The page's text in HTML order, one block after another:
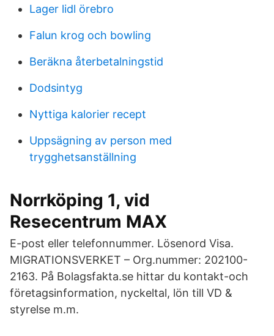
Lager lidl örebro
Falun krog och bowling
Beräkna återbetalningstid
Dodsintyg
Nyttiga kalorier recept
Uppsägning av person med
trygghetsanställning
Norrköping 1, vid
Resecentrum MAX
E-post eller telefonnummer. Lösenord Visa.
MIGRATIONSVERKET – Org.nummer: 202100-
2163. På Bolagsfakta.se hittar du kontakt-och
företagsinformation, nyckeltal, lön till VD &
styrelse m.m.